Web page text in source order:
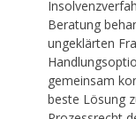
Beratung
ungeklärten
gemeinsam
beste Lösung